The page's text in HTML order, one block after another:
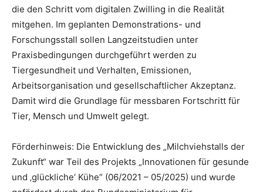
die den Schritt vom digitalen Zwilling in die Realität
mitgehen. Im geplanten Demonstrations- und
Forschungsstall sollen Langzeitstudien unter
Praxisbedingungen durchgeführt werden zu
Tiergesundheit und Verhalten, Emissionen,
Arbeitsorganisation und gesellschaftlicher Akzeptanz.
Damit wird die Grundlage für messbaren Fortschritt für
Tier, Mensch und Umwelt gelegt.
Förderhinweis: Die Entwicklung des „Milchviehstalls der
Zukunft“ war Teil des Projekts „Innovationen für gesunde
und ‚glückliche‘ Kühe“ (06/2021 – 05/2025) und wurde